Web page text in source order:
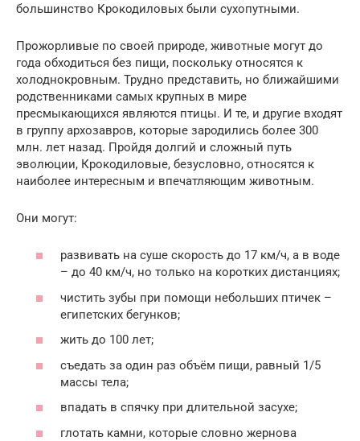
большинство Крокодиловых были сухопутными.
Прожорливые по своей природе, животные могут до
года обходиться без пищи, поскольку относятся к
холоднокровным. Трудно представить, но ближайшими
родственниками самых крупных в мире
пресмыкающихся являются птицы. И те, и другие входят
в группу архозавров, которые зародились более 300
млн. лет назад. Пройдя долгий и сложный путь
эволюции, Крокодиловые, безусловно, относятся к
наиболее интересным и впечатляющим животным.
Они могут:
развивать на суше скорость до 17 км/ч, а в воде
– до 40 км/ч, но только на коротких дистанциях;
чистить зубы при помощи небольших птичек –
египетских бегунков;
жить до 100 лет;
съедать за один раз объём пищи, равный 1/5
массы тела;
впадать в спячку при длительной засухе;
глотать камни, которые словно жернова